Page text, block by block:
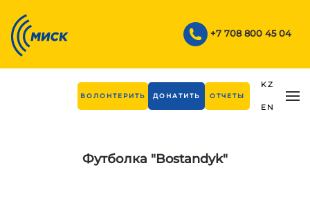
Skip to main content +7 708 800 45 04
ВОЛОНТЕРИТЬ ДОНАТИТЬ ОТЧЕТЫ
KZ
EN
Футболка "Bostandyk"